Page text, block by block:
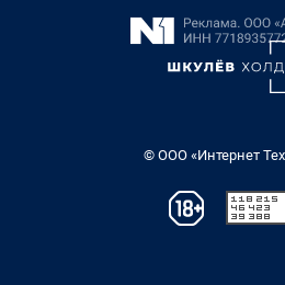
© ООО «Интернет